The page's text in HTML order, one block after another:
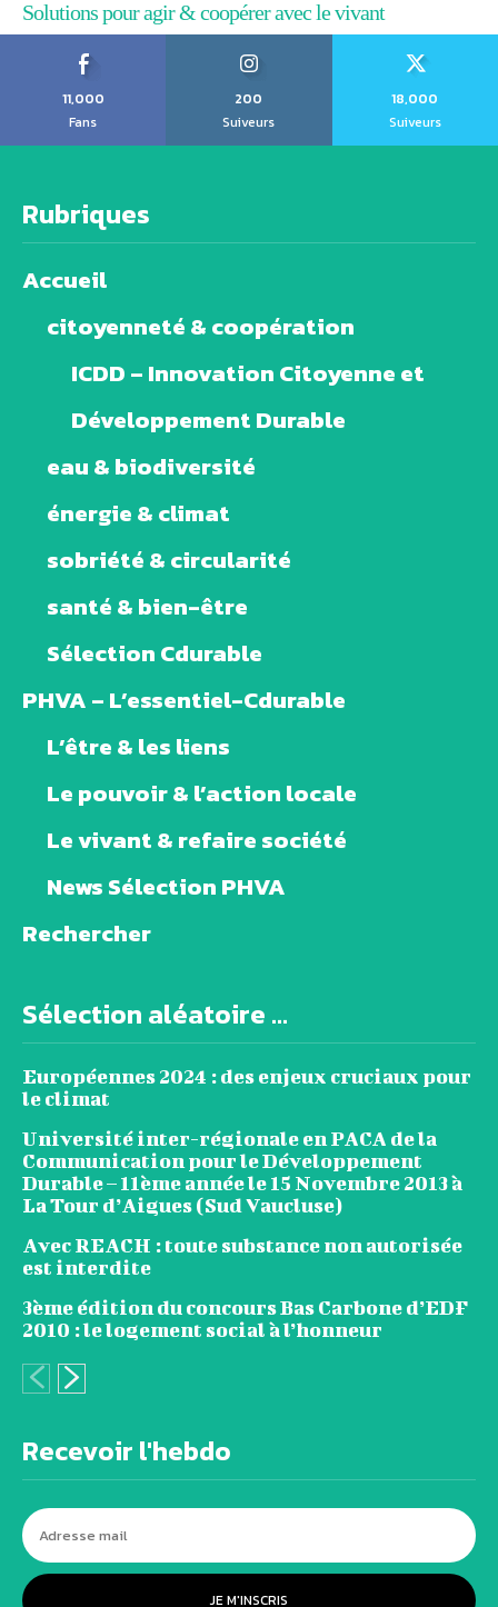
Solutions pour agir & coopérer avec le vivant
11,000
Fans
200
Suiveurs
18,000
Suiveurs
Rubriques
Accueil
citoyenneté & coopération
ICDD – Innovation Citoyenne et
Développement Durable
eau & biodiversité
énergie & climat
sobriété & circularité
santé & bien-être
Sélection Cdurable
PHVA – L’essentiel-Cdurable
L’être & les liens
Le pouvoir & l’action locale
Le vivant & refaire société
News Sélection PHVA
Rechercher
Sélection aléatoire ...
Européennes 2024 : des enjeux cruciaux pour
le climat
Université inter-régionale en PACA de la
Communication pour le Développement
Durable – 11ème année le 15 Novembre 2013 à
La Tour d’Aigues (Sud Vaucluse)
Avec REACH : toute substance non autorisée
est interdite
3ème édition du concours Bas Carbone d’EDF
2010 : le logement social à l’honneur
Recevoir l'hebdo
JE M'INSCRIS